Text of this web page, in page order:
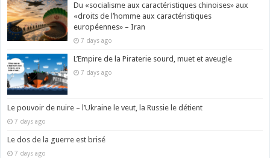
Du «socialisme aux caractéristiques chinoises» aux
«droits de l’homme aux caractéristiques
européennes» – Iran
7 days ago
L’Empire de la Piraterie sourd, muet et aveugle
7 days ago
Le pouvoir de nuire – l’Ukraine le veut, la Russie le détient
7 days ago
Le dos de la guerre est brisé
7 days ago